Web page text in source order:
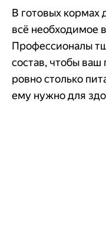
В готовых кормах
всё необходимое
Профессионалы
состав, чтобы
ровно столько
ему нужно для